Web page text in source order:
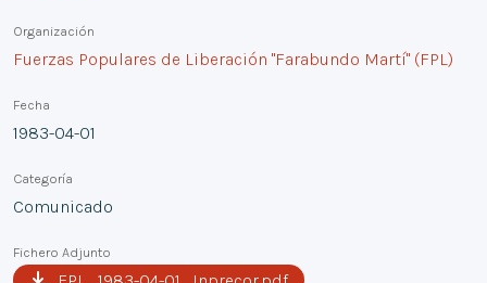
Organización
Fuerzas Populares de Liberación "Farabundo Martí" (FPL)
Fecha
1983-04-01
Categoría
Comunicado
Fichero Adjunto